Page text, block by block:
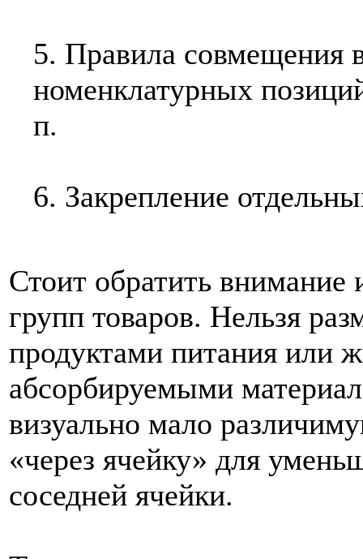
5. Правила совмещения
номенклатурных
п.
6. Закрепление
Стоит обратить внимание
групп товаров. Нельзя
продуктами питания или
абсорбируемыми
визуально мало
«через ячейку» для
соседней ячейки.